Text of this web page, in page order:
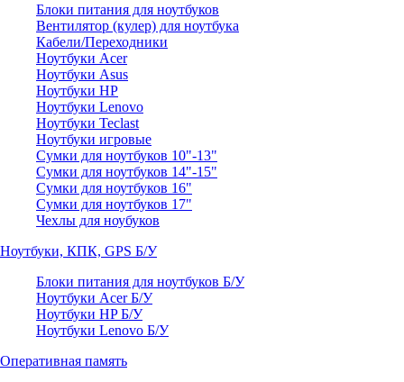
Блоки питания для ноутбуков
Вентилятор (кулер) для ноутбука
Кабели/Переходники
Ноутбуки Acer
Ноутбуки Asus
Ноутбуки HP
Ноутбуки Lenovo
Ноутбуки Teclast
Ноутбуки игровые
Сумки для ноутбуков 10"-13"
Сумки для ноутбуков 14"-15"
Сумки для ноутбуков 16"
Сумки для ноутбуков 17"
Чехлы для ноубуков
Ноутбуки, КПК, GPS Б/У
Блоки питания для ноутбуков Б/У
Ноутбуки Acer Б/У
Ноутбуки HP Б/У
Ноутбуки Lenovo Б/У
Оперативная память